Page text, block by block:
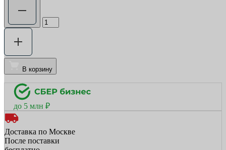
В корзину
до 5 млн ₽
Доставка по Москве
После поставки